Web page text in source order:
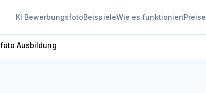
KI BewerbungsfotoBeispieleWie es funktioniertPreise
Ausbildung